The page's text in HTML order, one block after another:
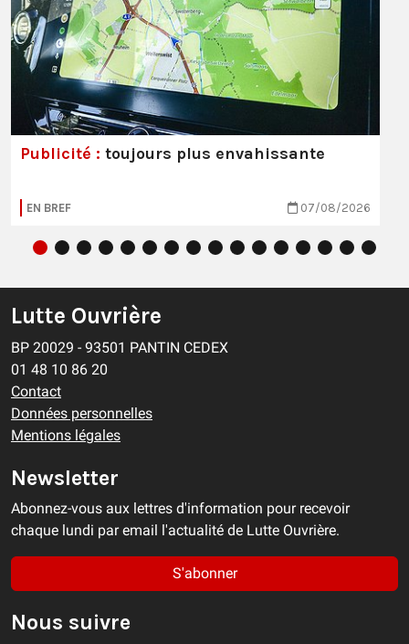
Publicité : toujours plus envahissante
EN BREF 07/08/2026
Lutte Ouvrière
BP 20029 - 93501 PANTIN CEDEX
01 48 10 86 20
Contact
Données personnelles
Mentions légales
Newsletter
Abonnez-vous aux lettres d'information pour recevoir
chaque lundi par email l'actualité de Lutte Ouvrière.
S'abonner
Nous suivre